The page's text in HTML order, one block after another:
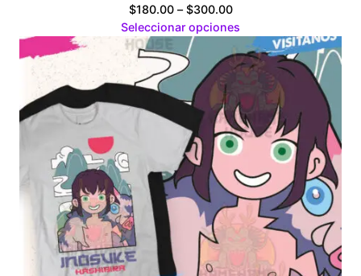
$180.00 – $300.00Price
range:
$180.00
through
$300.00
Seleccionar opciones